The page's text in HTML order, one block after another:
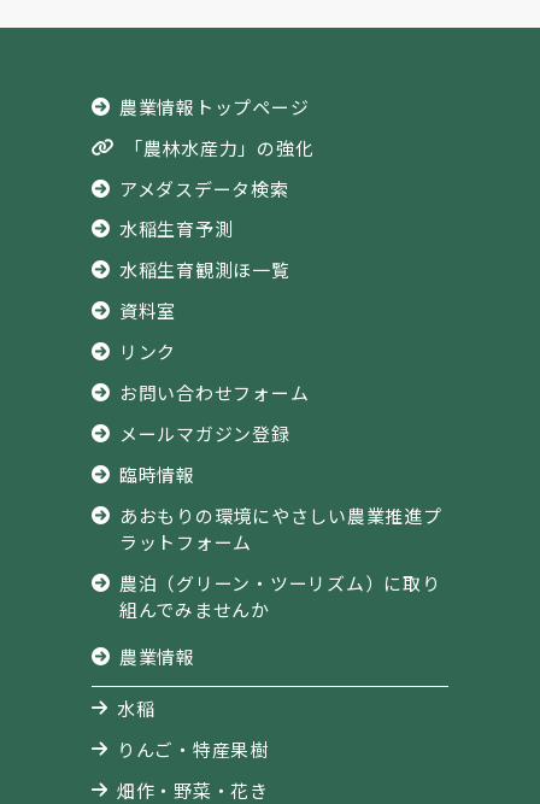
農業情報トップページ
「農林水産力」の強化
アメダスデータ検索
水稲生育予測
水稲生育観測ほ一覧
資料室
リンク
お問い合わせフォーム
メールマガジン登録
臨時情報
あおもりの環境にやさしい農業推進プ
ラットフォーム
農泊（グリーン・ツーリズム）に取り
組んでみませんか
農業情報
水稲
りんご・特産果樹
畑作・野菜・花き